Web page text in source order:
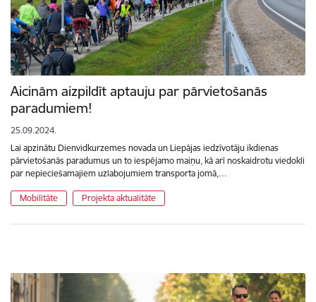
Aicinām aizpildīt aptauju par pārvietošanās
paradumiem!
25.09.2024.
Lai apzinātu Dienvidkurzemes novada un Liepājas iedzīvotāju ikdienas
pārvietošanās paradumus un to iespējamo maiņu, kā arī noskaidrotu viedokli
par nepieciešamajiem uzlabojumiem transporta jomā,…
Mobilitāte Projekta aktualitāte